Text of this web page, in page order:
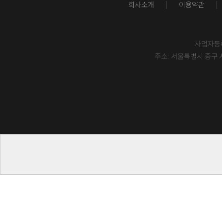
회사소개 이용약관
사업자
주소: 서울특별시 중구